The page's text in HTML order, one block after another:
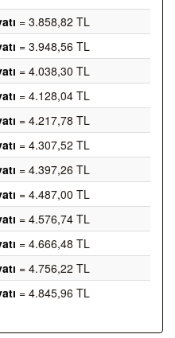
= 3.858,82 TL
= 3.948,56 TL
= 4.038,30 TL
= 4.128,04 TL
= 4.217,78 TL
= 4.307,52 TL
= 4.397,26 TL
= 4.487,00 TL
= 4.576,74 TL
= 4.666,48 TL
= 4.756,22 TL
= 4.845,96 TL